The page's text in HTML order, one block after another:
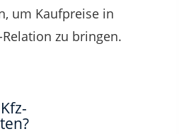
um Kaufpreise in
zu bringen.